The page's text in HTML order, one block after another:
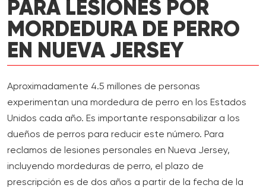
PARA LESIONES POR
MORDEDURA DE PERRO
EN NUEVA JERSEY
Aproximadamente 4.5 millones de personas
experimentan una mordedura de perro en los Estados
Unidos cada año. Es importante responsabilizar a los
dueños de perros para reducir este número. Para
reclamos de lesiones personales en Nueva Jersey,
incluyendo mordeduras de perro, el plazo de
prescripción es de dos años a partir de la fecha de la